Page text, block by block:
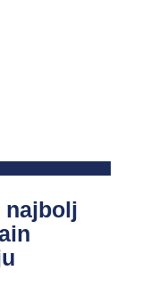
najbolj